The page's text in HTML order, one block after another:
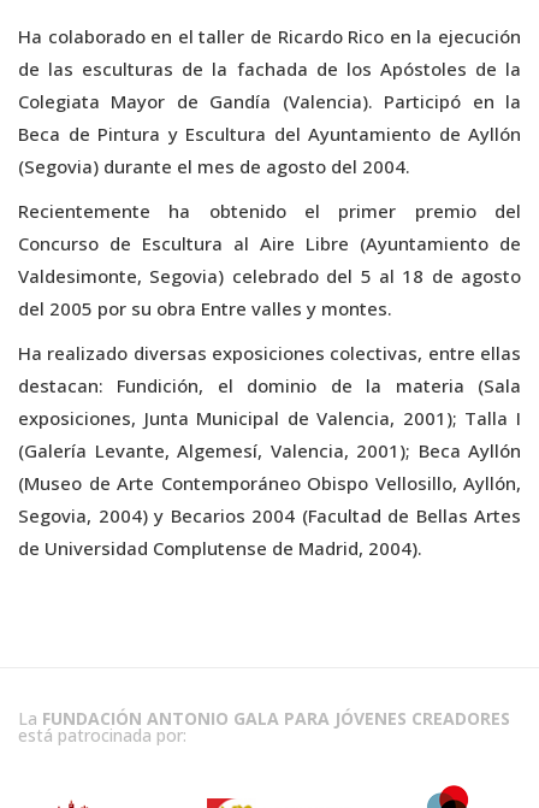
Ha colaborado en el taller de Ricardo Rico en la ejecución
de las esculturas de la fachada de los Apóstoles de la
Colegiata Mayor de Gandía (Valencia). Participó en la
Beca de Pintura y Escultura del Ayuntamiento de Ayllón
(Segovia) durante el mes de agosto del 2004.
Recientemente ha obtenido el primer premio del
Concurso de Escultura al Aire Libre (Ayuntamiento de
Valdesimonte, Segovia) celebrado del 5 al 18 de agosto
del 2005 por su obra Entre valles y montes.
Ha realizado diversas exposiciones colectivas, entre ellas
destacan: Fundición, el dominio de la materia (Sala
exposiciones, Junta Municipal de Valencia, 2001); Talla I
(Galería Levante, Algemesí, Valencia, 2001); Beca Ayllón
(Museo de Arte Contemporáneo Obispo Vellosillo, Ayllón,
Segovia, 2004) y Becarios 2004 (Facultad de Bellas Artes
de Universidad Complutense de Madrid, 2004).
La FUNDACIÓN ANTONIO GALA PARA JÓVENES CREADORES
está patrocinada por: